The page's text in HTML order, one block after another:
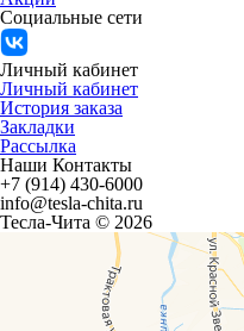
Социальные сети
Личный кабинет
Личный кабинет
История заказа
Закладки
Рассылка
Наши Контакты
+7 (914) 430-6000
info@tesla-chita.ru
Тесла-Чита © 2026